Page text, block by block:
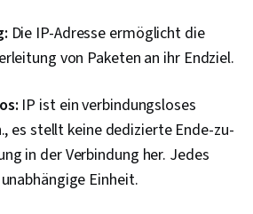
Allgemeine Netzwerkarbeit,
A, Algorithmen, Programm-Entwicklung,
exportieren,
Automatisierung,
der Programmierung, IT-
Schutz vor Malware,
Die IP-Adresse ermöglicht die
von Paketen an ihr Endziel.
IP ist ein verbindungsloses
es stellt keine dedizierte Ende-zu-
in der Verbindung her. Jedes
Einheit.